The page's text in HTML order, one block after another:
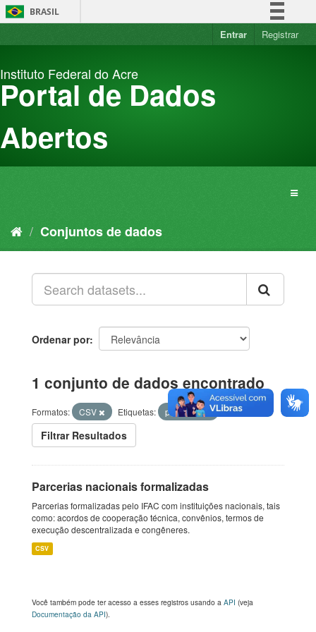
Pular
para
BRASIL
Simplifique!
Acesso à informação
Entrar Registrar
Instituto Federal do Acre
Portal de Dados
Abertos
Conjuntos de dados
Ordenar por
1 conjunto de dados encontrado
Formatos: CSV Etiquetas: parceriais
Filtrar Resultados
Parcerias nacionais formalizadas
Parcerias formalizadas pelo IFAC com instituições nacionais, tais
como: acordos de cooperação técnica, convênios, termos de
execução descentralizada e congêneres.
CSV
Você também pode ter acesso a esses registros usando a API (veja
Documentação da API).